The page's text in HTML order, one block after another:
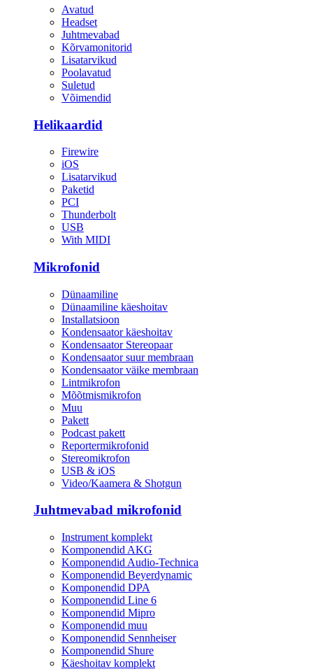
Avatud
Headset
Juhtmevabad
Kõrvamonitorid
Lisatarvikud
Poolavatud
Suletud
Võimendid
Helikaardid
Firewire
iOS
Lisatarvikud
Paketid
PCI
Thunderbolt
USB
With MIDI
Mikrofonid
Dünaamiline
Dünaamiline käeshoitav
Installatsioon
Kondensaator käeshoitav
Kondensaator Stereopaar
Kondensaator suur membraan
Kondensaator väike membraan
Lintmikrofon
Mõõtmismikrofon
Muu
Pakett
Podcast pakett
Reportermikrofonid
Stereomikrofon
USB & iOS
Video/Kaamera & Shotgun
Juhtmevabad mikrofonid
Instrument komplekt
Komponendid AKG
Komponendid Audio-Technica
Komponendid Beyerdynamic
Komponendid DPA
Komponendid Line 6
Komponendid Mipro
Komponendid muu
Komponendid Sennheiser
Komponendid Shure
Käeshoitav komplekt